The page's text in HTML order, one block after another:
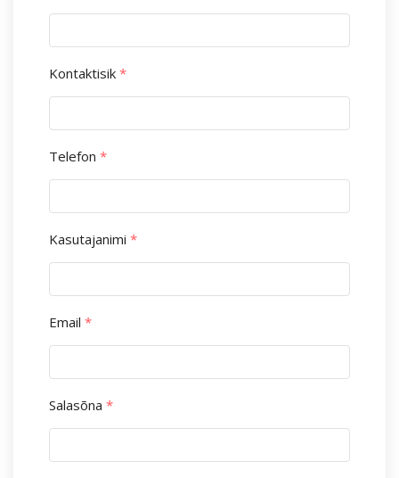
Kontaktisik *
Telefon *
Kasutajanimi *
Email *
Salasõna *